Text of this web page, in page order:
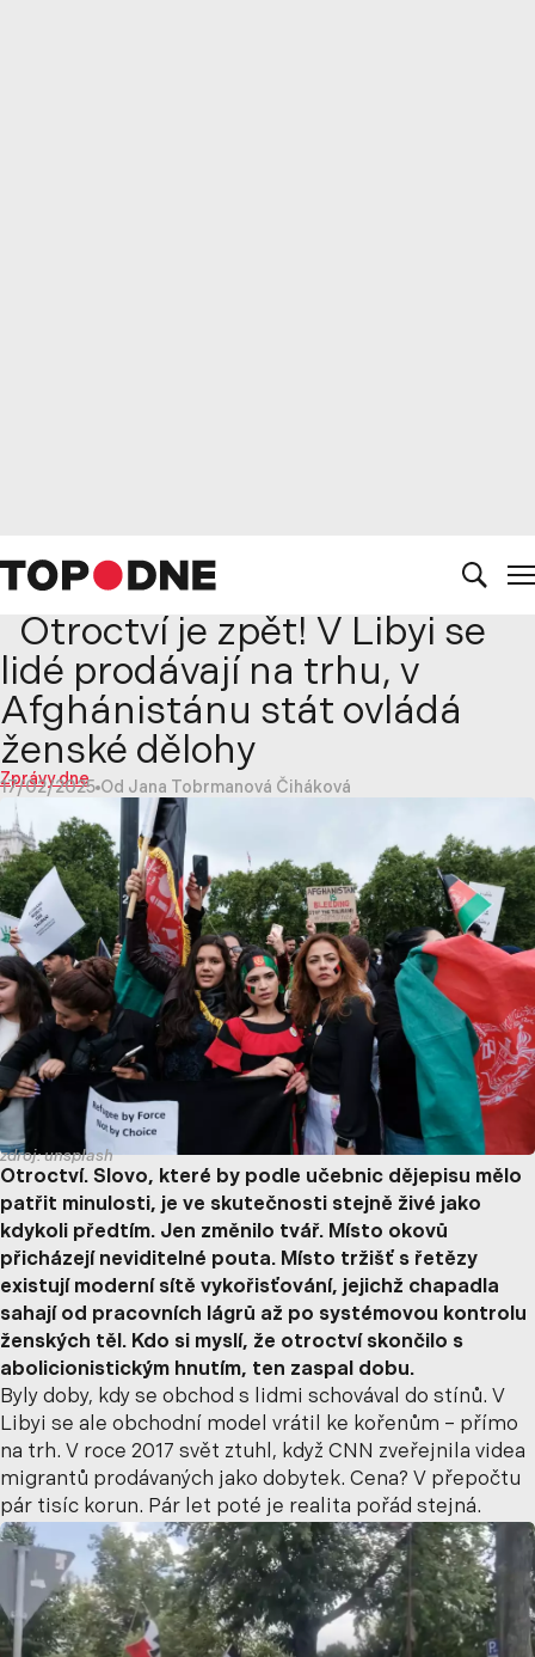
Otroctví je zpět! V Libyi se
lidé prodávají na trhu, v
Afghánistánu stát ovládá
ženské dělohy
Zprávy dne
17/02/2025 Od Jana Tobrmanová Čiháková
zdroj: unsplash
Otroctví. Slovo, které by podle učebnic dějepisu mělo
patřit minulosti, je ve skutečnosti stejně živé jako
kdykoli předtím. Jen změnilo tvář. Místo okovů
přicházejí neviditelné pouta. Místo tržišť s řetězy
existují moderní sítě vykořisťování, jejichž chapadla
sahají od pracovních lágrů až po systémovou kontrolu
ženských těl. Kdo si myslí, že otroctví skončilo s
abolicionistickým hnutím, ten zaspal dobu.
Byly doby, kdy se obchod s lidmi schovával do stínů. V
Libyi se ale obchodní model vrátil ke kořenům – přímo
na trh. V roce 2017 svět ztuhl, když CNN zveřejnila videa
migrantů prodávaných jako dobytek. Cena? V přepočtu
pár tisíc korun. Pár let poté je realita pořád stejná.